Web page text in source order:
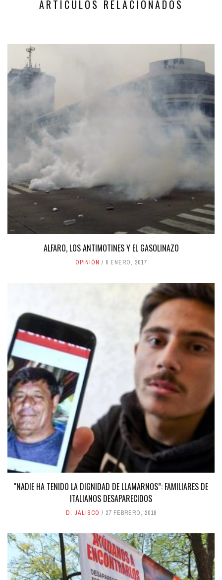
ARTÍCULOS RELACIONADOS
ALFARO, LOS ANTIMOTINES Y EL GASOLINAZO
OPINIÓN 6 ENERO, 2017
"NADIE HA TENIDO LA DIGNIDAD DE LLAMARNOS”: FAMILIARES DE
ITALIANOS DESAPARECIDOS
D, JALISCO 27 FEBRERO, 2018